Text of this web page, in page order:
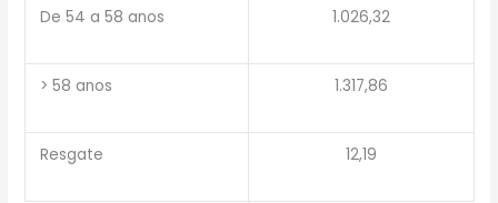
De 54 a 58 anos 1.026,32
> 58 anos 1.317,86
Resgate 12,19